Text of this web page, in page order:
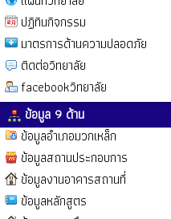
ปฏิทินกิจกรรม
มาตรการด้านความปลอดภัย
ติดต่อวิทยาลัย
facebookวิทยาลัย
ข้อมูล 9 ด้าน
ข้อมูลอำเภอมวกเหล็ก
ข้อมูลสถานประกอบการ
ข้อมูลงานอาคารสถานที่
ข้อมูลหลักสูตร